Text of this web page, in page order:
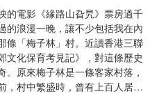
保育規劃研究及倡議活動。
的電影《緣路山旮旯》票房過千
的浪漫一晚，讓不少包括我在內
條「梅子林」村。近讀香港三聯
化保育考見記》，對這條歷史
原來梅子林是一條客家村落，
，村中繁盛時，曾有上百人居